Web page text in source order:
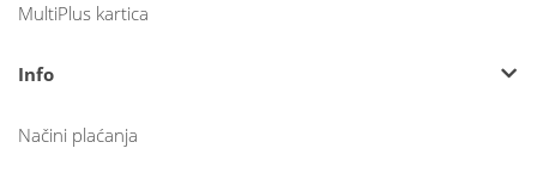
MultiPlus kartica
Info
Načini plaćanja